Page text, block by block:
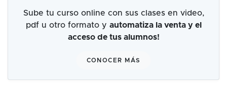
Sube tu curso online con sus clases en video,
pdf u otro formato y automatiza la venta y el
acceso de tus alumnos!
CONOCER MÁS